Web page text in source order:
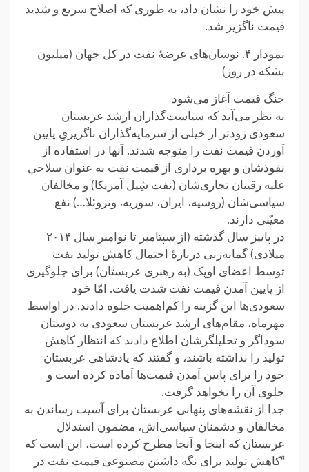
پیش خود را نشان داد، به طوری که اصلاح سریع و شدید
قیمت ناگزیر شد.
نمودار ۴. نوسان‌های عرضهٔ نفت در کل جهان (میلیون
بشکه در روز)
جنگ قیمت آغاز می‌شود
به نظر می‌آید که سیاست‌گذاران ارشد عربستان
سعودی زودتر از خیلی از سرمایه‌گذاران ناگزیریِ پایین
آوردن قیمت نفت را متوجه شدند. آنها در استفاده از
نفوذشان و بهره برداری از قیمت نفت به عنوان سلاحی
علیه رقیبان تجاری‌شان (نفت شِیل آمریکا) و مخالفان
سیاسی‌شان (روسیه، ایران، سوریه،‌ ونزوئلا…) نفع
معیّنی دارند.
در پاییز سال گذشته (از سپتامبر تا نوامبر سال ۲۰۱۴
میلادی) گمانه‌زنی دربارهٔ احتمال کاهش تولید نفت
توسط اعضای اوپک (به رهبری عربستان) برای جلوگیری
از پایین آمدن قیمت نفت شدت یافت. امّا خود
سعودی‌ها این گزینه را کم‌اهمیت جلوه دادند. در اواسط
مهرماه، مقام‌های ارشد عربستان سعودی به دوستان
سوداگر و تحلیلگرشان اطلاع دادند که انتظار کاهش
تولید را نداشته باشند، و گفتند که پادشاهی عربستان
خود را برای پایین آمدن قیمت‌ها آماده کرده است و
جلوی آن را نخواهد گرفت.
جدا از نقشه‌های پنهانی عربستان برای آسیب رساندن به
مخالفان و دشمنان سیاسی‌اش، مضمون استدلال
عربستان که اینجا و آنجا مطرح کرده است، این است که
“کاهش تولید برای نگه داشتن مصنوعی قیمت نفت در